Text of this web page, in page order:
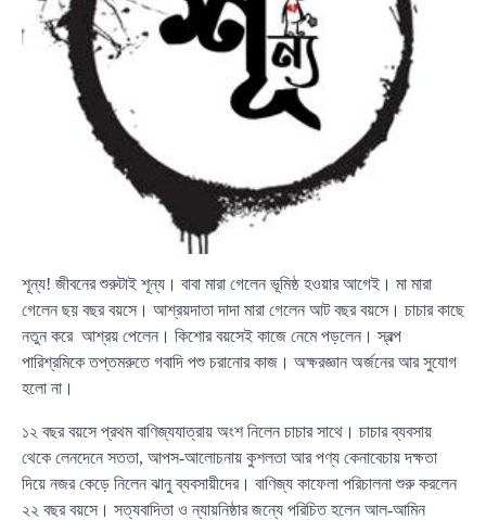
শূন্য! জীবনের শুরুটাই শূন্য। বাবা মারা গেলেন ভূমিষ্ঠ হওয়ার আগেই। মা মারা
গেলেন ছয় বছর বয়সে। আশ্রয়দাতা দাদা মারা গেলেন আট বছর বয়সে। চাচার কাছে
নতুন করে আশ্রয় পেলেন। কিশোর বয়সেই কাজে নেমে পড়লেন। স্বল্প
পারিশ্রমিকে তপ্তমরুতে গবাদি পশু চরানোর কাজ। অক্ষরজ্ঞান অর্জনের আর সুযোগ
হলো না।
১২ বছর বয়সে প্রথম বাণিজ্যযাত্রায় অংশ নিলেন চাচার সাথে। চাচার ব্যবসায়
থেকে লেনদেনে সততা, আপস-আলোচনায় কুশলতা আর পণ্য কেনাবেচায় দক্ষতা
দিয়ে নজর কেড়ে নিলেন ঝানু ব্যবসায়ীদের। বাণিজ্য কাফেলা পরিচালনা শুরু করলেন
২২ বছর বয়সে। সত্যবাদিতা ও ন্যায়নিষ্ঠার জন্যে পরিচিত হলেন আল-আমিন